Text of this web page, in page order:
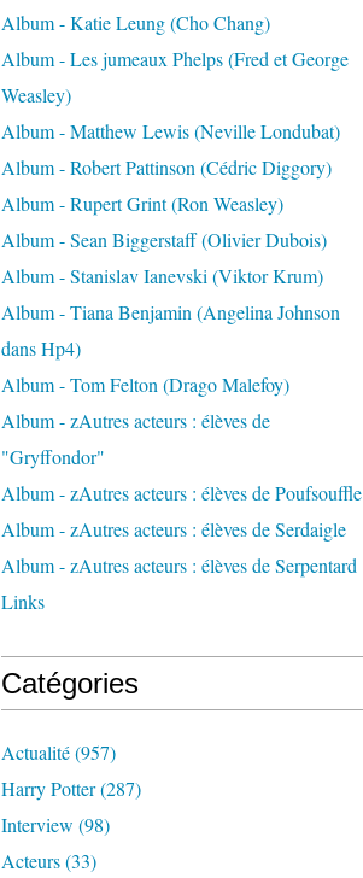
Album - Katie Leung (Cho Chang)
Album - Les jumeaux Phelps (Fred et George
Weasley)
Album - Matthew Lewis (Neville Londubat)
Album - Robert Pattinson (Cédric Diggory)
Album - Rupert Grint (Ron Weasley)
Album - Sean Biggerstaff (Olivier Dubois)
Album - Stanislav Ianevski (Viktor Krum)
Album - Tiana Benjamin (Angelina Johnson
dans Hp4)
Album - Tom Felton (Drago Malefoy)
Album - zAutres acteurs : élèves de
"Gryffondor"
Album - zAutres acteurs : élèves de Poufsouffle
Album - zAutres acteurs : élèves de Serdaigle
Album - zAutres acteurs : élèves de Serpentard
Links
Catégories
Actualité(957)
Harry Potter(287)
Interview (98)
Acteurs(33)